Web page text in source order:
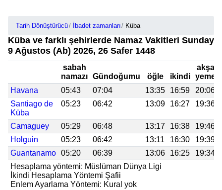
Tarih Dönüştürücü İbadet zamanları Küba
Küba ve farklı şehirlerde Namaz Vakitleri Sunday
9 Ağustos (Ab) 2026, 26 Safer 1448
sabah
namazı Gündoğumu öğle ikindi
akşam
yemeği
Havana
05:43 07:04 13:35 16:59
20:06
Santiago de
Küba
05:23 06:42 13:09 16:27 19:36
Camaguey 05:29 06:48 13:17 16:38
19:46
Holguin
05:23 06:42 13:11 16:30
19:39
Guantanamo
05:20 06:39 13:06 16:25
19:34
Hesaplama yöntemi: Müslüman Dünya Ligi
İkindi Hesaplama Yöntemi Şafii
Enlem Ayarlama Yöntemi: Kural yok